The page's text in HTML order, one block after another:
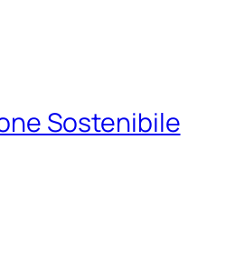
Sostenibile